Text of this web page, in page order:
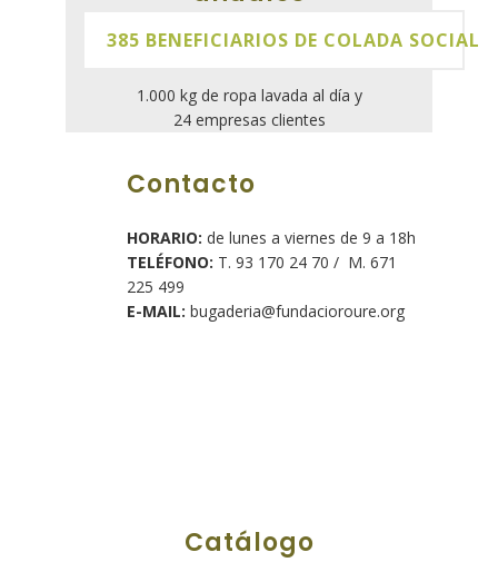
385 BENEFICIARIOS DE COLADA SOCIAL
1.000 kg de ropa lavada al día y
24 empresas clientes
Contacto
HORARIO: de lunes a viernes de 9 a 18h
TELÉFONO: T. 93 170 24 70 / M. 671
225 499
E-MAIL: bugaderia@fundacioroure.org
Catálogo